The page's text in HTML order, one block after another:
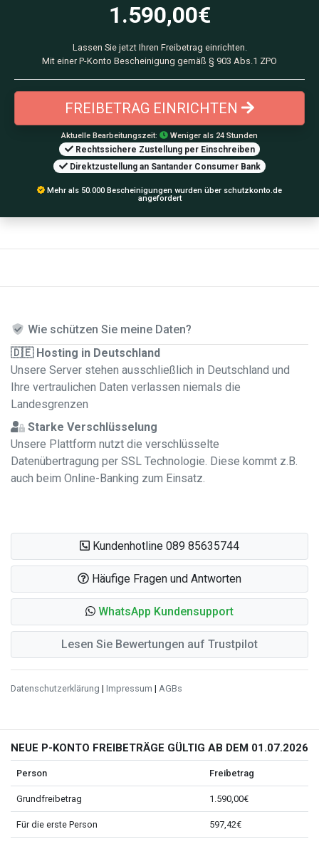
1.590,00€
Lassen Sie jetzt Ihren Freibetrag einrichten.
Mit einer P-Konto Bescheinigung gemäß § 903 Abs.1 ZPO
FREIBETRAG EINRICHTEN
Aktuelle Bearbeitungszeit: Weniger als 24 Stunden
Rechtssichere Zustellung per Einschreiben
Direktzustellung an Santander Consumer Bank
Mehr als 50.000 Bescheinigungen wurden über schutzkonto.de
angefordert
Wie schützen Sie meine Daten?
🇩🇪 Hosting in Deutschland
Unsere Server stehen ausschließlich in Deutschland und
Ihre vertraulichen Daten verlassen niemals die
Landesgrenzen
Starke Verschlüsselung
Unsere Plattform nutzt die verschlüsselte
Datenübertragung per SSL Technologie. Diese kommt z.B.
auch beim Online-Banking zum Einsatz.
Kundenhotline 089 85635744
Häufige Fragen und Antworten
WhatsApp Kundensupport
Lesen Sie Bewertungen auf Trustpilot
Datenschutzerklärung | Impressum | AGBs
NEUE P-KONTO FREIBETRÄGE GÜLTIG AB DEM 01.07.2026
Person Freibetrag
Grundfreibetrag 1.590,00€
Für die erste Person 597,42€